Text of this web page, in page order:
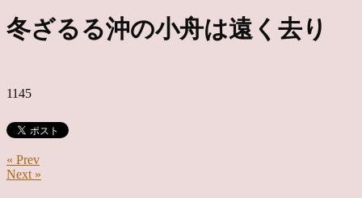
冬ざるる沖の小舟は遠く去り
1145
« Prev
Next »